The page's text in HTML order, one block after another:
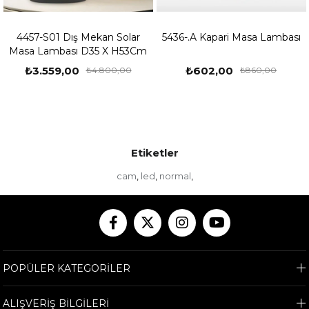
4457-S01 Dış Mekan Solar
Masa Lambası D35 X H53Cm
₺3.559,00 ₺4.800,00
5436-.A Kapari Masa Lambası
₺602,00 ₺860,00
Etiketler
cam, led, normal,
POPÜLER KATEGORİLER
ALIŞVERİŞ BİLGİLERİ